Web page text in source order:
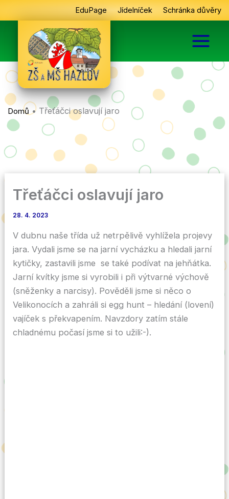
na
EduPage Jídelníček Schránka důvěry
Domů • Třeťáčci oslavují jaro
Třeťáčci oslavují jaro
28. 4. 2023
V dubnu naše třída už netrpělivě vyhlížela projevy
jara. Vydali jsme se na jarní vycházku a hledali jarní
kytičky, zastavili jsme se také podívat na jehňátka.
Jarní kvítky jsme si vyrobili i při výtvarné výchově
(sněženky a narcisy). Pověděli jsme si něco o
Velikonocích a zahráli si egg hunt – hledání (lovení)
vajíček s překvapením. Navzdory zatím stále
chladnému počasí jsme si to užili:-).